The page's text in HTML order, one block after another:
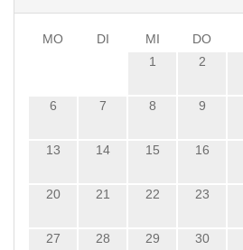
MO DI MI DO
1
2
6 7 8 9
13 14 15 16
20 21 22 23
27 28 29 30